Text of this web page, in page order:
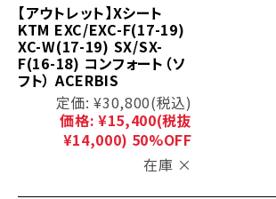
【アウトレット】Xシート
KTM EXC/EXC-F(17-19)
XC-W(17-19) SX/SX-
F(16-18) コンフォート（ソ
フト） ACERBIS
定価: ¥30,800(税込)
価格: ¥15,400(税抜
¥14,000) 50%OFF
在庫 ×